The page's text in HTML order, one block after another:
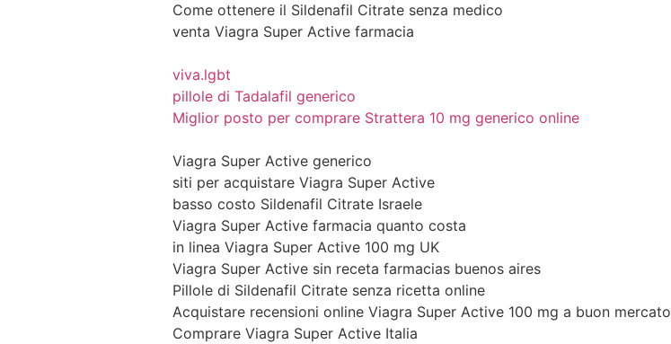
Come ottenere il Sildenafil Citrate senza medico
venta Viagra Super Active farmacia
viva.lgbt
pillole di Tadalafil generico
Miglior posto per comprare Strattera 10 mg generico online
Viagra Super Active generico
siti per acquistare Viagra Super Active
basso costo Sildenafil Citrate Israele
Viagra Super Active farmacia quanto costa
in linea Viagra Super Active 100 mg UK
Viagra Super Active sin receta farmacias buenos aires
Pillole di Sildenafil Citrate senza ricetta online
Acquistare recensioni online Viagra Super Active 100 mg a buon mercato
Comprare Viagra Super Active Italia